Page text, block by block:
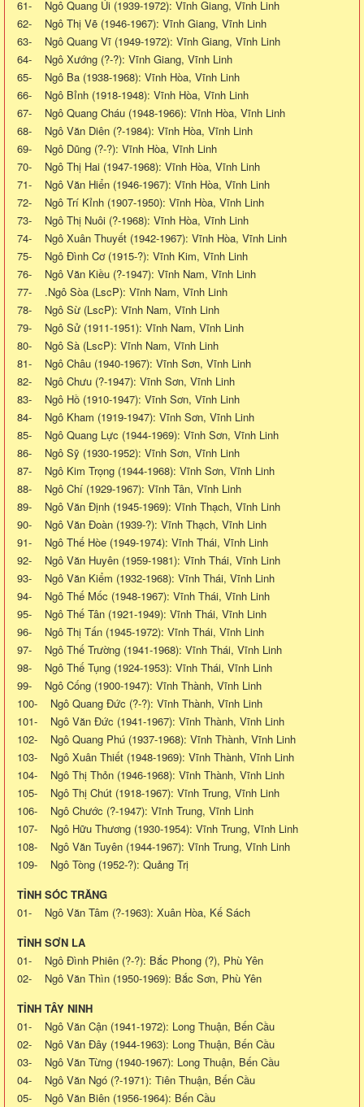
61- Ngô Quang Úi (1939-1972): Vĩnh Giang, Vĩnh Linh
62- Ngô Thị Vẽ (1946-1967): Vĩnh Giang, Vĩnh Linh
63- Ngô Quang Vĩ (1949-1972): Vĩnh Giang, Vĩnh Linh
64- Ngô Xướng (?-?): Vĩnh Giang, Vĩnh Linh
65- Ngô Ba (1938-1968): Vĩnh Hòa, Vĩnh Linh
66- Ngô Bỉnh (1918-1948): Vĩnh Hòa, Vĩnh Linh
67- Ngô Quang Cháu (1948-1966): Vĩnh Hòa, Vĩnh Linh
68- Ngô Văn Diên (?-1984): Vĩnh Hòa, Vĩnh Linh
69- Ngô Dũng (?-?): Vĩnh Hòa, Vĩnh Linh
70- Ngô Thị Hai (1947-1968): Vĩnh Hòa, Vĩnh Linh
71- Ngô Văn Hiển (1946-1967): Vĩnh Hòa, Vĩnh Linh
72- Ngô Trí Kỉnh (1907-1950): Vĩnh Hòa, Vĩnh Linh
73- Ngô Thị Nuôi (?-1968): Vĩnh Hòa, Vĩnh Linh
74- Ngô Xuân Thuyết (1942-1967): Vĩnh Hòa, Vĩnh Linh
75- Ngô Đình Cơ (1915-?): Vĩnh Kim, Vĩnh Linh
76- Ngô Văn Kiều (?-1947): Vĩnh Nam, Vĩnh Linh
77- .Ngô Sòa (LscP): Vĩnh Nam, Vĩnh Linh
78- Ngô Sừ (LscP): Vĩnh Nam, Vĩnh Linh
79- Ngô Sử (1911-1951): Vĩnh Nam, Vĩnh Linh
80- Ngô Sà (LscP): Vĩnh Nam, Vĩnh Linh
81- Ngô Châu (1940-1967): Vĩnh Sơn, Vĩnh Linh
82- Ngô Chưu (?-1947): Vĩnh Sơn, Vĩnh Linh
83- Ngô Hồ (1910-1947): Vĩnh Sơn, Vĩnh Linh
84- Ngô Kham (1919-1947): Vĩnh Sơn, Vĩnh Linh
85- Ngô Quang Lực (1944-1969): Vĩnh Sơn, Vĩnh Linh
86- Ngô Sỹ (1930-1952): Vĩnh Sơn, Vĩnh Linh
87- Ngô Kim Trọng (1944-1968): Vĩnh Sơn, Vĩnh Linh
88- Ngô Chí (1929-1967): Vĩnh Tân, Vĩnh Linh
89- Ngô Văn Định (1945-1969): Vĩnh Thạch, Vĩnh Linh
90- Ngô Văn Đoàn (1939-?): Vĩnh Thạch, Vĩnh Linh
91- Ngô Thế Hòe (1949-1974): Vĩnh Thái, Vĩnh Linh
92- Ngô Văn Huyên (1959-1981): Vĩnh Thái, Vĩnh Linh
93- Ngô Văn Kiểm (1932-1968): Vĩnh Thái, Vĩnh Linh
94- Ngô Thế Mốc (1948-1967): Vĩnh Thái, Vĩnh Linh
95- Ngô Thế Tân (1921-1949): Vĩnh Thái, Vĩnh Linh
96- Ngô Thị Tấn (1945-1972): Vĩnh Thái, Vĩnh Linh
97- Ngô Thế Trường (1941-1968): Vĩnh Thái, Vĩnh Linh
98- Ngô Thế Tụng (1924-1953): Vĩnh Thái, Vĩnh Linh
99- Ngô Cống (1900-1947): Vĩnh Thành, Vĩnh Linh
100- Ngô Quang Đức (?-?): Vĩnh Thành, Vĩnh Linh
101- Ngô Văn Đức (1941-1967): Vĩnh Thành, Vĩnh Linh
102- Ngô Quang Phú (1937-1968): Vĩnh Thành, Vĩnh Linh
103- Ngô Xuân Thiết (1948-1969): Vĩnh Thành, Vĩnh Linh
104- Ngô Thị Thỏn (1946-1968): Vĩnh Thành, Vĩnh Linh
105- Ngô Thị Chút (1918-1967): Vĩnh Trung, Vĩnh Linh
106- Ngô Chước (?-1947): Vĩnh Trung, Vĩnh Linh
107- Ngô Hữu Thương (1930-1954): Vĩnh Trung, Vĩnh Linh
108- Ngô Văn Tuyên (1944-1967): Vĩnh Trung, Vĩnh Linh
109- Ngô Tòng (1952-?): Quảng Trị
TỈNH SÓC TRĂNG
01- Ngô Văn Tâm (?-1963): Xuân Hòa, Kế Sách
TỈNH SƠN LA
01- Ngô Đình Phiên (?-?): Bắc Phong (?), Phù Yên
02- Ngô Văn Thìn (1950-1969): Bắc Sơn, Phù Yên
TỈNH TÂY NINH
01- Ngô Văn Cận (1941-1972): Long Thuận, Bến Cầu
02- Ngô Văn Đây (1944-1963): Long Thuận, Bến Cầu
03- Ngô Văn Từng (1940-1967): Long Thuận, Bến Cầu
04- Ngô Văn Ngó (?-1971): Tiên Thuận, Bến Cầu
05- Ngô Văn Biên (1956-1964): Bến Cầu